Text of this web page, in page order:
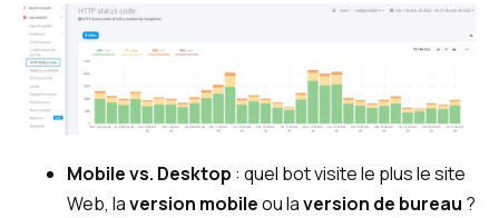
Mobile vs. Desktop : quel bot visite le plus le site
Web, laversion mobileou laversion de bureau ?